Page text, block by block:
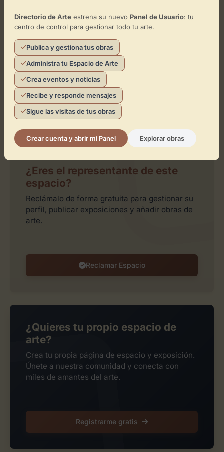
Toca el mapa para interactuar
Activar Mapa
¿Eres el representante de este
espacio?
Reclámalo de forma gratuita para gestionar su
perfil, publicar exposiciones y añadir obras de
arte.
Reclamar Espacio
¿Quieres tu propio espacio de
arte?
Crea tu propia página de espacio y exposición.
Únete a nuestra comunidad y conecta con
miles de amantes del arte.
Registrarme gratis
Directorio de Arteestrena su nuevo Panel de Usuario: tu
centro de control para gestionar todo tu arte.
Publica y gestiona tus obras
Administra tu Espacio de Arte
Crea eventos y noticias
Recibe y responde mensajes
Sigue las visitas de tus obras
Crear cuenta y abrir mi Panel Explorar obras